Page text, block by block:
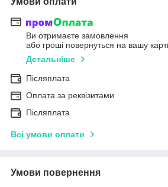
Ви отримаєте замовлення
або гроші повернуться на вашу
Детальніше
Післяплата
Оплата за реквізитами
Післяплата
Всі умови оплати
Умови повернення